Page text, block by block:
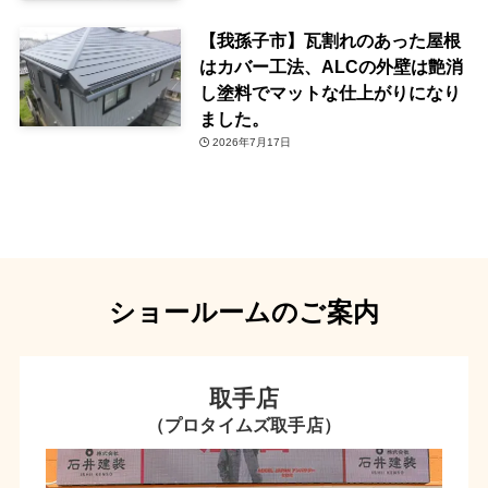
【我孫子市】瓦割れのあった屋根
はカバー工法、ALCの外壁は艶消
し塗料でマットな仕上がりになり
ました。
2026年7月17日
ショールームのご案内
取手店
（プロタイムズ取手店）